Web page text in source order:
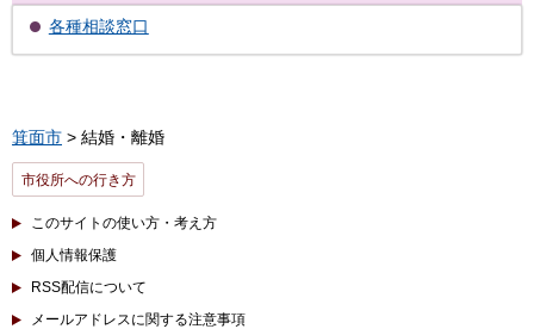
各種相談窓口
箕面市 > 結婚・離婚
市役所への行き方
このサイトの使い方・考え方
個人情報保護
RSS配信について
メールアドレスに関する注意事項